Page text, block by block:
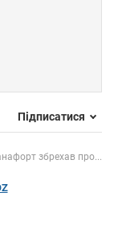
Підписатися
збрехав про...